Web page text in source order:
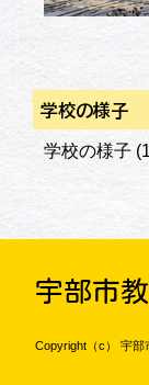
学校の様子
学校の様子
宇部市
Copyright（c） 宇部